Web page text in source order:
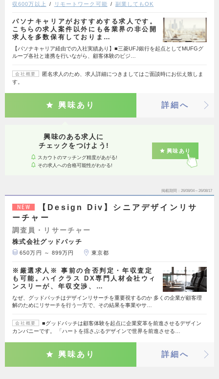
収600万以上
リモートワーク可能 副業してもOK
パソナキャリアがおすすめする求人です。
こちらの求人案件以外にも各業界の非公開
求人を多数保有しておりま…
【パソナキャリア経由での入社実績あり】■三菱UFJ銀行を起点としてMUFGグ
ループ各社と連携を行いながら、顧客体験のビジ…
会社概要
匿名求人のため、求人詳細につきましてはご面談時にお伝え致しま
す。
興味あり 詳細へ
興味のある求人に
チェックをつけよう!
スカウトのマッチング精度があがる!
その求人への合格可能性がわかる!
興味あり
掲載期間 26/08/04～26/08/17
NEW
【Design Div】シニアデザインリサ
ーチャー
調査員・リサーチャー
株式会社グッドパッチ
650万円 ～ 899万円 東京都
※厳選求人※ 事前の合否判定・年収査定
も可能。ハイクラス DX専門人材会社ウィ
ンスリーが、年収交渉、…
なぜ、グッドパッチはデザインリサーチを重要視するのか 多くの企業が顧客理
解のためにリサーチを行う一方で、その結果を事業やサ…
会社概要
■グッドパッチは顧客体験を起点に企業変革を前進させるデザイン
カンパニーです。 「ハートを揺さぶるデザインで世界を前進させる…
興味あり 詳細へ